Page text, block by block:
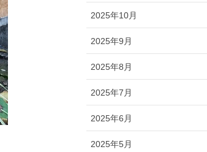
2025年10月
2025年9月
2025年8月
2025年7月
2025年6月
2025年5月